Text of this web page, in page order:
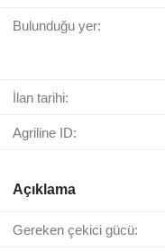
Bulunduğu yer:
İlan tarihi:
Agriline ID:
Açıklama
Gereken çekici gücü: